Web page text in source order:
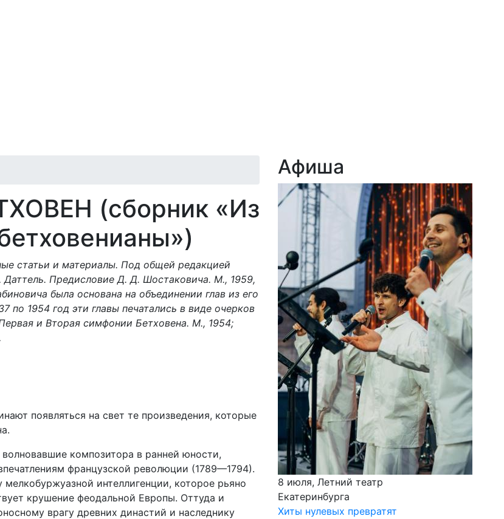
(сборник «Из
статьи и материалы. Под общей редакцией
Предисловие Д. Д. Шостаковича. М., 1959,
была основана на объединении глав из его
по 1954 год эти главы печатались в виде очерков
и Вторая симфонии Бетховена. М., 1954;
появляться на свет те произведения, которые
композитора в ранней юности,
французской революции (1789—1794).
интеллигенции, которое рьяно
крушение феодальной Европы. Оттуда и
врагу древних династий и наследнику
Афиша
8 июля, Летний театр
Екатеринбурга
Хиты нулевых превратят